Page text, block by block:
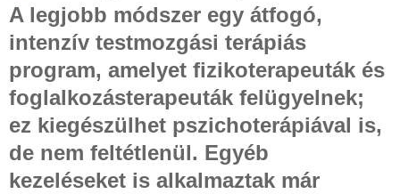
A legjobb módszer egy átfogó,
intenzív testmozgási terápiás
program, amelyet fizikoterapeuták és
foglalkozásterapeuták felügyelnek;
ez kiegészülhet pszichoterápiával is,
de nem feltétlenül. Egyéb
kezeléseket is alkalmaztak már